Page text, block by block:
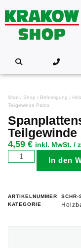
Start / Shop / Befestigung /
Teilgewinde Parco
Teilgewinde
4,59 € inkl. MwSt. /
In den
ARTIKELNUMMER
SCHR-
KATEGORIE